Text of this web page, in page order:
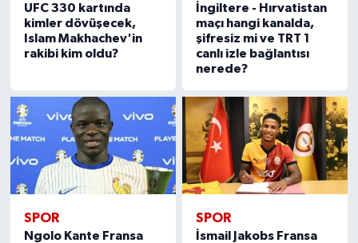
UFC 330 kartında
kimler dövüşecek,
Islam Makhachev'in
rakibi kim oldu?
İngiltere - Hırvatistan
maçı hangi kanalda,
şifresiz mi ve TRT 1
canlı izle bağlantısı
nerede?
SPOR
Ngolo Kante Fransa
SPOR
İsmail Jakobs Fransa